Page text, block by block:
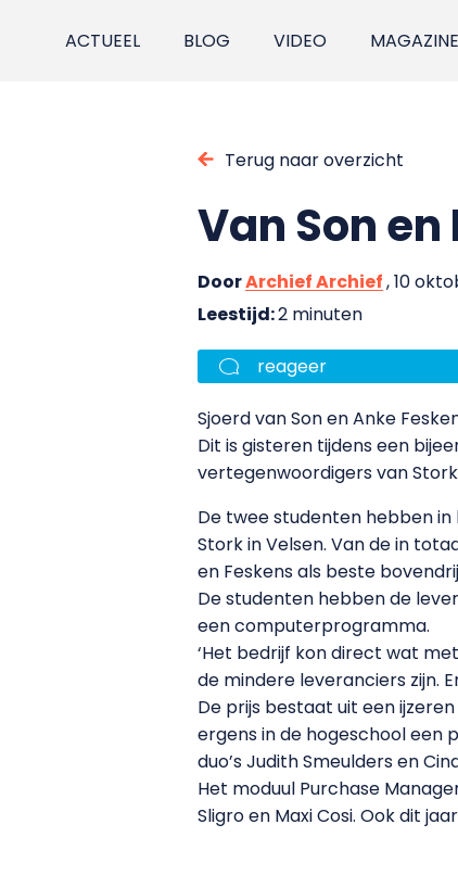
ACTUEEL BLOG VIDEO MAGAZINE
Terug naar overzicht
Van Son
DoorArchief Archief, 10
Leestijd:2 minuten
reageer
Sjoerd van Son en Anke
Dit is gisteren tijdens een
vertegenwoordigers van
De twee studenten hebben
Stork in Velsen. Van de in
en Feskens als beste
De studenten hebben de
een computerprogramma.
‘Het bedrijf kon direct wat
de mindere leveranciers zijn.
De prijs bestaat uit een
ergens in de hogeschool een
duo’s Judith Smeulders en
Het moduul Purchase
Sligro en Maxi Cosi. Ook dit